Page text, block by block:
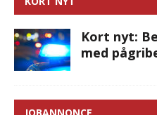
Kort nyt:
med
JOBANNONCE